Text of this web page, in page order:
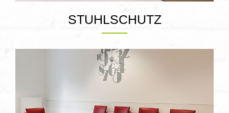
STUHLSCHUTZ